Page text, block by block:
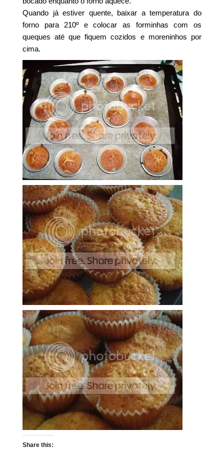
Quando já estiver quente, baixar a temperatura do
forno para 210º e colocar as forminhas com os
queques até que fiquem cozidos e moreninhos por
cima.
Share this: